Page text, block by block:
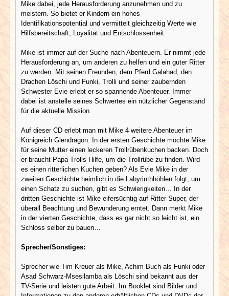
Mike dabei, jede Herausforderung anzunehmen und zu
meistern. So bietet er Kindern ein hohes
Identifikationspotential und vermittelt gleichzeitig Werte wie
Hilfsbereitschaft, Loyalität und Entschlossenheit.
Mike ist immer auf der Suche nach Abenteuern. Er nimmt jede
Herausforderung an, um anderen zu helfen und ein guter Ritter
zu werden. Mit seinen Freunden, dem Pferd Galahad, den
Drachen Löschi und Funki, Trolli und seiner zaubernden
Schwester Evie erlebt er so spannende Abenteuer. Immer
dabei ist anstelle seines Schwertes ein nützlicher Gegenstand
für die aktuelle Mission.
Auf dieser CD erlebt man mit Mike 4 weitere Abenteuer im
Königreich Glendragon. In der ersten Geschichte möchte Mike
für seine Mutter einen leckeren Trollrübenkuchen backen. Doch
er braucht Papa Trolls Hilfe, um die Trollrübe zu finden. Wird
es einen ritterlichen Kuchen geben? Als Evie Mike in der
zweiten Geschichte heimlich in die Labyrinthhöhlen folgt, um
einen Schatz zu suchen, gibt es Schwierigkeiten… In der
dritten Geschichte ist Mike eifersüchtig auf Ritter Super, der
überall Beachtung und Bewunderung erntet. Dann merkt Mike
in der vierten Geschichte, dass es gar nicht so leicht ist, ein
Schloss selber zu bauen…
Sprecher/Sonstiges:
Sprecher wie Tim Kreuer als Mike, Achim Buch als Funki oder
Asad Schwarz-Msesilamba als Löschi sind bekannt aus der
TV-Serie und leisten gute Arbeit. Im Booklet sind Bilder und